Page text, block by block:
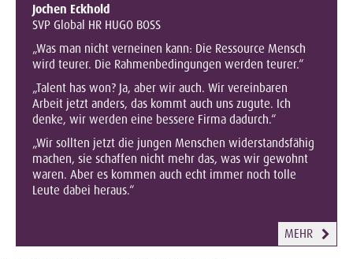
Jochen Eckhold
SVP Global HR HUGO BOSS
„Was man nicht verneinen kann: Die Ressource Mensch
wird teurer. Die Rahmenbedingungen werden teurer.“
„Talent has won? Ja, aber wir auch. Wir vereinbaren
Arbeit jetzt anders, das kommt auch uns zugute. Ich
denke, wir werden eine bessere Firma dadurch.“
„Wir sollten jetzt die jungen Menschen widerstandsfähig
machen, sie schaffen nicht mehr das, was wir gewohnt
waren. Aber es kommen auch echt immer noch tolle
Leute dabei heraus.“
MEHR